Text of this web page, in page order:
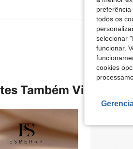
Ver
Também Visitaram
todos os
selecionar
funcionar.
cookies